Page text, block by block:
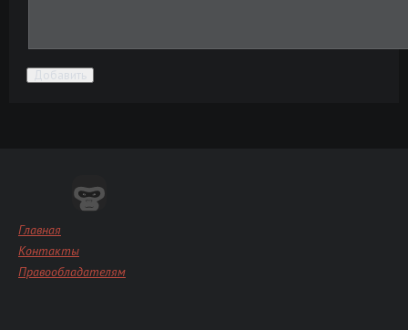
Добавить
Главная
Контакты
Правообладателям